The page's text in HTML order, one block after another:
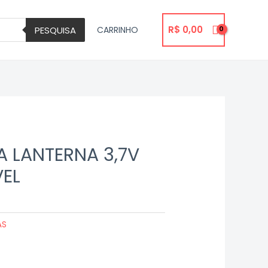
PESQUISA CARRINHO R$ 0,00
LANTERNA 3,7V